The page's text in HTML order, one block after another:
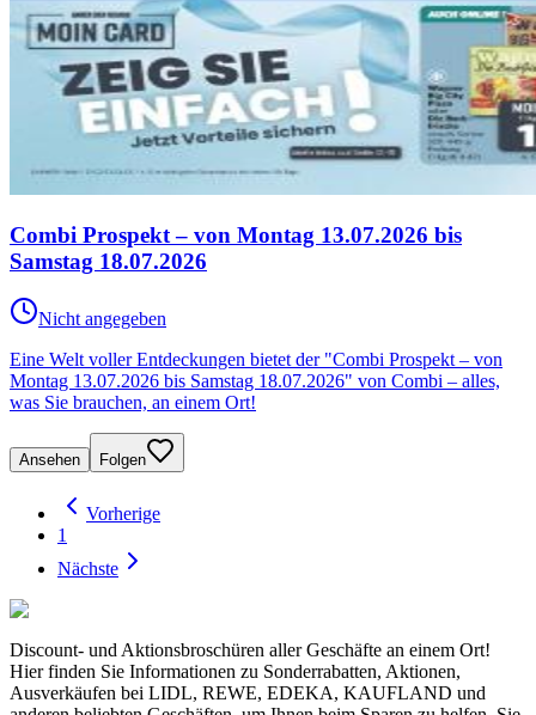
Combi Prospekt – von Montag 13.07.2026 bis
Samstag 18.07.2026
Nicht angegeben
Eine Welt voller Entdeckungen bietet der "Combi Prospekt – von
Montag 13.07.2026 bis Samstag 18.07.2026" von Combi – alles,
was Sie brauchen, an einem Ort!
Ansehen Folgen
Vorherige
1
Nächste
Discount- und Aktionsbroschüren aller Geschäfte an einem Ort!
Hier finden Sie Informationen zu Sonderrabatten, Aktionen,
Ausverkäufen bei LIDL, REWE, EDEKA, KAUFLAND und